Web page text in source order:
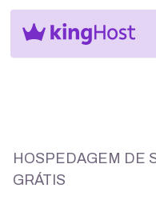
HOSPEDAGEM DE
GRÁTIS